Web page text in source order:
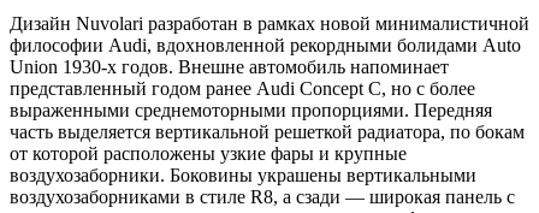
Дизайн Nuvolari разработан в рамках новой минималистичной
философии Audi, вдохновленной рекордными болидами Auto
Union 1930-х годов. Внешне автомобиль напоминает
представленный годом ранее Audi Concept C, но с более
выраженными среднемоторными пропорциями. Передняя
часть выделяется вертикальной решеткой радиатора, по бокам
от которой расположены узкие фары и крупные
воздухозаборники. Боковины украшены вертикальными
воздухозаборниками в стиле R8, а сзади — широкая панель с